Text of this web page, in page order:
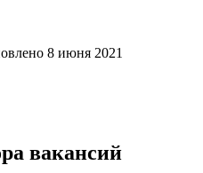
8 июня 2021
вакансий